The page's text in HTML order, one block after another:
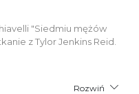
"Siedmiu mężów
z Tylor Jenkins Reid.
Rozwiń